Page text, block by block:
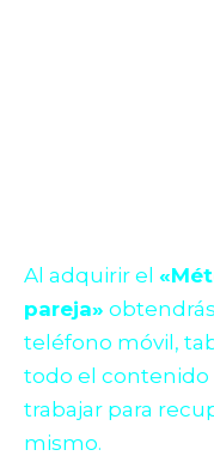
Al adquirir el
pareja»
teléfono móvil,
todo el contenido
trabajar para
mismo.